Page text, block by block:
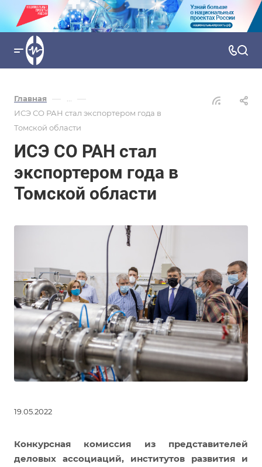
Главная — ... —
ИСЭ СО РАН стал экспортером года в
Томской области
ИСЭ СО РАН стал
экспортером года в
Томской области
19.05.2022
Конкурсная комиссия из представителей
деловых ассоциаций, институтов развития и